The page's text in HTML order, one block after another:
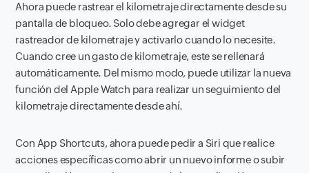
Ahora puede rastrear el kilometraje directamente desde su
pantalla de bloqueo. Solo debe agregar el widget
rastreador de kilometraje y activarlo cuando lo necesite.
Cuando cree un gasto de kilometraje, este se rellenará
automáticamente. Del mismo modo, puede utilizar la nueva
función del Apple Watch para realizar un seguimiento del
kilometraje directamente desde ahí.
Con App Shortcuts, ahora puede pedir a Siri que realice
acciones específicas como abrir un nuevo informe o subir